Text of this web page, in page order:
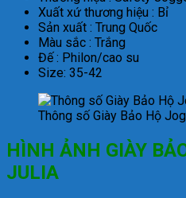
Xuất xứ thương hiệu : Bỉ
Sản xuất : Trung Quốc
Màu sắc : Trắng
Đế : Philon/cao su
Size: 35-42
Thông số Giày Bảo Hộ
HÌNH ẢNH GIÀY
JULIA